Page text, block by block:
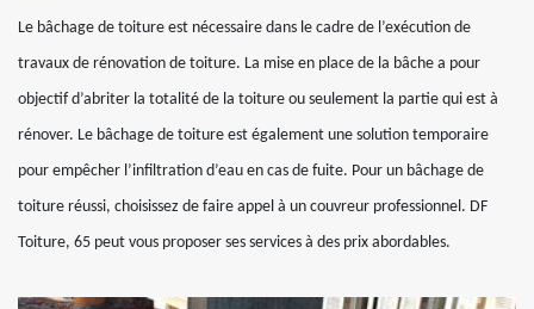
Le bâchage de toiture est nécessaire dans le cadre de l’exécution de
travaux de rénovation de toiture. La mise en place de la bâche a pour
objectif d’abriter la totalité de la toiture ou seulement la partie qui est à
rénover. Le bâchage de toiture est également une solution temporaire
pour empêcher l’infiltration d’eau en cas de fuite. Pour un bâchage de
toiture réussi, choisissez de faire appel à un couvreur professionnel. DF
Toiture, 65 peut vous proposer ses services à des prix abordables.